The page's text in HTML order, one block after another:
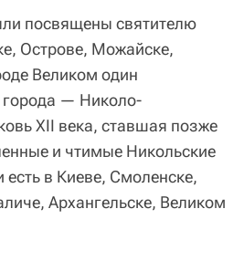
посвящены святителю
Острове, Можайске,
Великом один
города — Николо-
ХII века, ставшая позже
и чтимые Никольские
в Киеве, Смоленске,
Архангельске, Великом